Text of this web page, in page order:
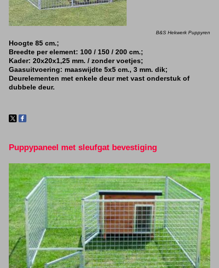
B&S Hekwerk Puppyren
Hoogte 85 cm.;
Breedte per element: 100 / 150 / 200 cm.;
Kader: 20x20x1,25 mm. / zonder voetjes;
Gaasuitvoering: maaswijdte 5x5 cm., 3 mm. dik;
Deurelementen met enkele deur met vast onderstuk of
dubbele deur.
Puppypaneel met sleufgat bevestiging